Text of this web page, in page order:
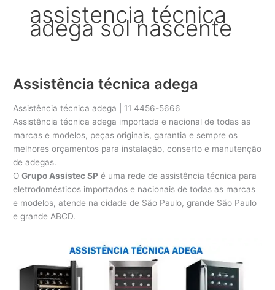
assistencia técnica
adega sol nascente
Assistência técnica adega
Assistência técnica adega | 11 4456-5666
Assistência técnica adega importada e nacional de todas as
marcas e modelos, peças originais, garantia e sempre os
melhores orçamentos para instalação, conserto e manutenção
de adegas.
OGrupo Assistec SP é uma rede de assistência técnica para
eletrodomésticos importados e nacionais de todas as marcas
e modelos, atende na cidade de São Paulo, grande São Paulo
e grande ABCD.